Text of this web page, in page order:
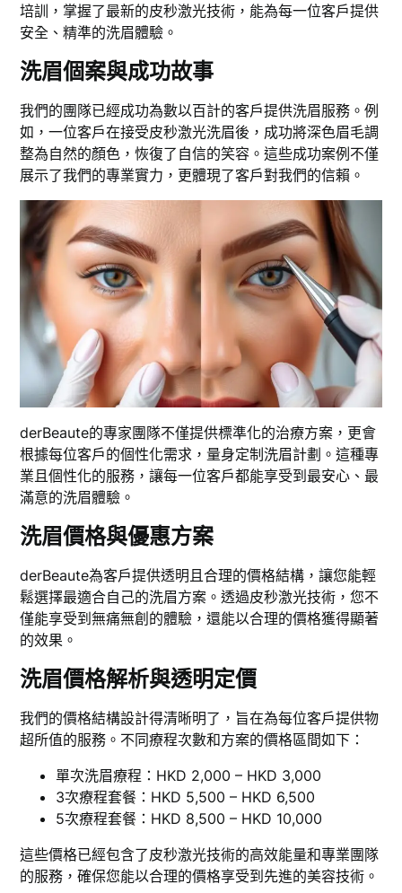
培訓，掌握了最新的皮秒激光技術，能為每一位客戶提供
安全、精準的洗眉體驗。
洗眉個案與成功故事
我們的團隊已經成功為數以百計的客戶提供洗眉服務。例
如，一位客戶在接受皮秒激光洗眉後，成功將深色眉毛調
整為自然的顏色，恢復了自信的笑容。這些成功案例不僅
展示了我們的專業實力，更體現了客戶對我們的信賴。
derBeaute的專家團隊不僅提供標準化的治療方案，更會
根據每位客戶的個性化需求，量身定制洗眉計劃。這種專
業且個性化的服務，讓每一位客戶都能享受到最安心、最
滿意的洗眉體驗。
洗眉價格與優惠方案
derBeaute為客戶提供透明且合理的價格結構，讓您能輕
鬆選擇最適合自己的洗眉方案。透過皮秒激光技術，您不
僅能享受到無痛無創的體驗，還能以合理的價格獲得顯著
的效果。
洗眉價格解析與透明定價
我們的價格結構設計得清晰明了，旨在為每位客戶提供物
超所值的服務。不同療程次數和方案的價格區間如下：
單次洗眉療程：HKD 2,000 – HKD 3,000
3次療程套餐：HKD 5,500 – HKD 6,500
5次療程套餐：HKD 8,500 – HKD 10,000
這些價格已經包含了皮秒激光技術的高效能量和專業團隊
的服務，確保您能以合理的價格享受到先進的美容技術。